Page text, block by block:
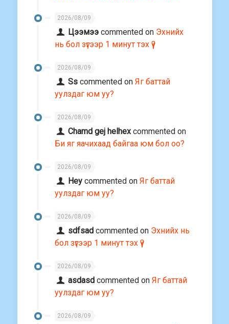
2026/08/09
Цээмээ commented on Эхнийх
нь бол зүгээр 1 минут тэх үү?
2026/08/09
Ss commented onЯг баттай
уулздаг юм уу?
2026/08/09
Chamd gej helhexcommented on
Би яг яачихаад байгаа юм бол оо?
2026/08/09
Hey commented onЯг баттай
уулздаг юм уу?
2026/08/09
sdfsad commented on Эхнийх нь
бол зүгээр 1 минут тэх үү?
2026/08/09
asdasd commented onЯг баттай
уулздаг юм уу?
2026/08/09